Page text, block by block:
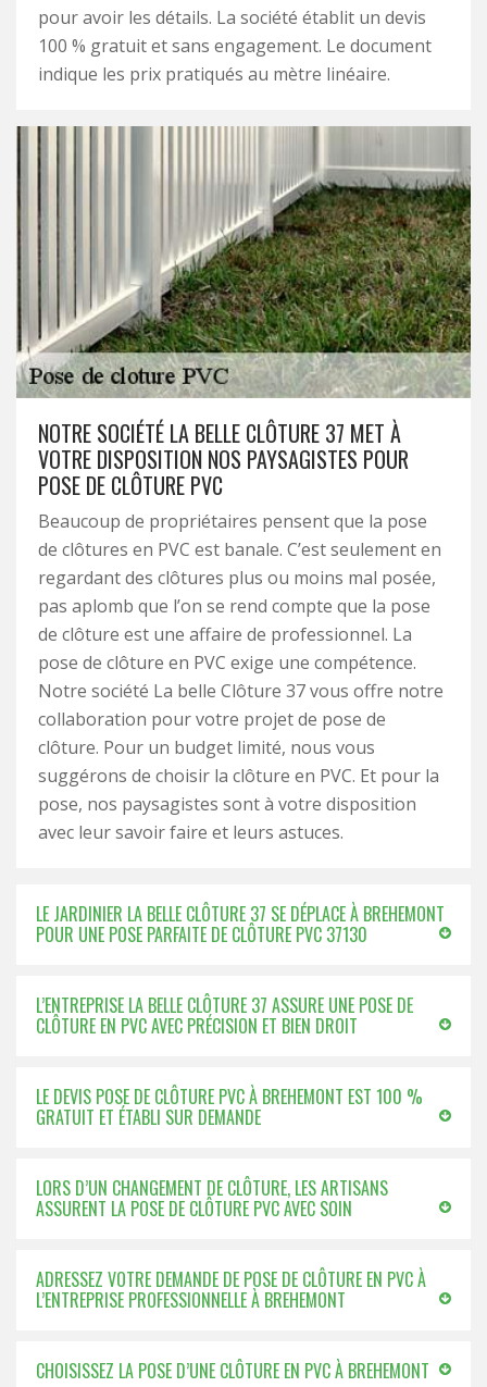
pour avoir les détails. La société établit un devis
100 % gratuit et sans engagement. Le document
indique les prix pratiqués au mètre linéaire.
NOTRE SOCIÉTÉ LA BELLE CLÔTURE 37 MET À
VOTRE DISPOSITION NOS PAYSAGISTES POUR
POSE DE CLÔTURE PVC
Beaucoup de propriétaires pensent que la pose
de clôtures en PVC est banale. C’est seulement en
regardant des clôtures plus ou moins mal posée,
pas aplomb que l’on se rend compte que la pose
de clôture est une affaire de professionnel. La
pose de clôture en PVC exige une compétence.
Notre société La belle Clôture 37 vous offre notre
collaboration pour votre projet de pose de
clôture. Pour un budget limité, nous vous
suggérons de choisir la clôture en PVC. Et pour la
pose, nos paysagistes sont à votre disposition
avec leur savoir faire et leurs astuces.
LE JARDINIER LA BELLE CLÔTURE 37 SE DÉPLACE À BREHEMONT
POUR UNE POSE PARFAITE DE CLÔTURE PVC 37130
L’ENTREPRISE LA BELLE CLÔTURE 37 ASSURE UNE POSE DE
CLÔTURE EN PVC AVEC PRÉCISION ET BIEN DROIT
LE DEVIS POSE DE CLÔTURE PVC À BREHEMONT EST 100 %
GRATUIT ET ÉTABLI SUR DEMANDE
LORS D’UN CHANGEMENT DE CLÔTURE, LES ARTISANS
ASSURENT LA POSE DE CLÔTURE PVC AVEC SOIN
ADRESSEZ VOTRE DEMANDE DE POSE DE CLÔTURE EN PVC À
L’ENTREPRISE PROFESSIONNELLE À BREHEMONT
CHOISISSEZ LA POSE D’UNE CLÔTURE EN PVC À BREHEMONT